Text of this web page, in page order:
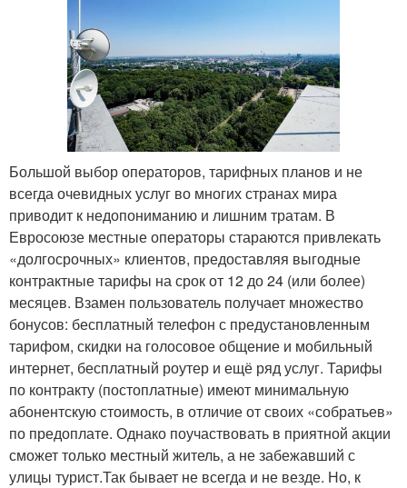
Большой выбор операторов, тарифных планов и не
всегда очевидных услуг во многих странах мира
приводит к недопониманию и лишним тратам. В
Евросоюзе местные операторы стараются привлекать
«долгосрочных» клиентов, предоставляя выгодные
контрактные тарифы на срок от 12 до 24 (или более)
месяцев. Взамен пользователь получает множество
бонусов: бесплатный телефон с предустановленным
тарифом, скидки на голосовое общение и мобильный
интернет, бесплатный роутер и ещё ряд услуг. Тарифы
по контракту (постоплатные) имеют минимальную
абонентскую стоимость, в отличие от своих «собратьев»
по предоплате. Однако поучаствовать в приятной акции
сможет только местный житель, а не забежавший с
улицы турист.Так бывает не всегда и не везде. Но, к